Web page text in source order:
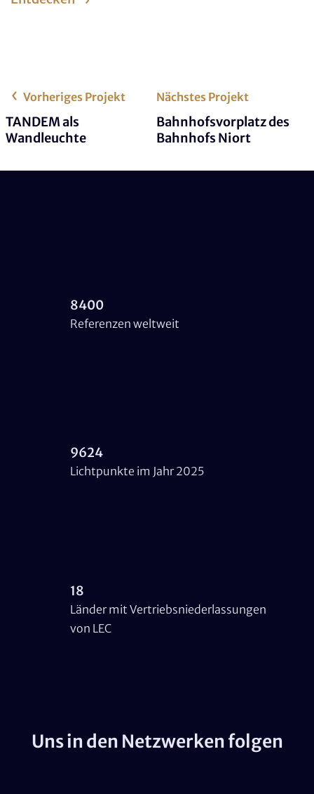
Vorheriges Projekt
TANDEM als
Wandleuchte
Nächstes Projekt
Bahnhofsvorplatz des
Bahnhofs Niort
8400
Referenzen weltweit
9624
Lichtpunkte im Jahr 2025
18
Länder mit Vertriebsniederlassungen
von LEC
Uns in den Netzwerken folgen